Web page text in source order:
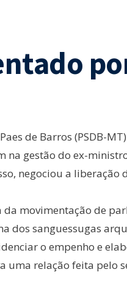
de Barros (PSDB-MT)
gestão do ex-
negociou a
movimentação de
dos sanguessugas
o empenho e
relação feita pelo